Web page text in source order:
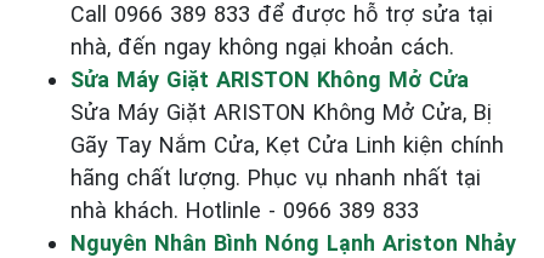
Call 0966 389 833 để được hỗ trợ sửa tại
nhà, đến ngay không ngại khoản cách.
Sửa Máy Giặt ARISTON Không Mở Cửa
Sửa Máy Giặt ARISTON Không Mở Cửa, Bị
Gãy Tay Nắm Cửa, Kẹt Cửa Linh kiện chính
hãng chất lượng. Phục vụ nhanh nhất tại
nhà khách. Hotlinle - 0966 389 833
Nguyên Nhân Bình Nóng Lạnh Ariston Nhảy